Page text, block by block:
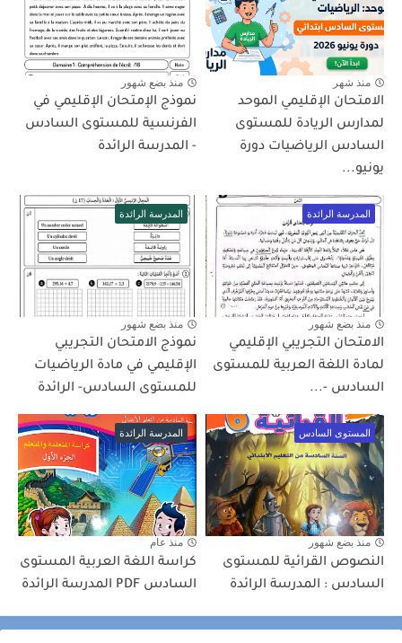
منذ شهر
الامتحان الإقليمي الموحد
لمدارس الريادة للمستوى
السادس الرياضيات دورة
يونيو...
منذ بضع شهور
نموذج الإمتحان الإقليمي في
الفرنسية للمستوى السادس
- المدرسة الرائدة
المدرسة الرائدة
منذ بضع شهور
الامتحان التجريبي الإقليمي
لمادة اللغة العربية للمستوى
السادس -...
المدرسة الرائدة
منذ بضع شهور
نموذج الامتحان التجريبي
الإقليمي في مادة الرياضيات
للمستوى السادس- الرائدة
المستوى السادس
منذ بضع شهور
النصوص القرائية للمستوى
السادس : المدرسة الرائدة
المدرسة الرائدة
منذ عام
كراسة اللغة العربية المستوى
السادس PDF المدرسة الرائدة